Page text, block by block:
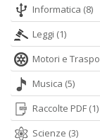
Informatica (8)
Leggi (1)
Motori e
Musica (5)
Raccolte PDF (1)
Scienze (3)